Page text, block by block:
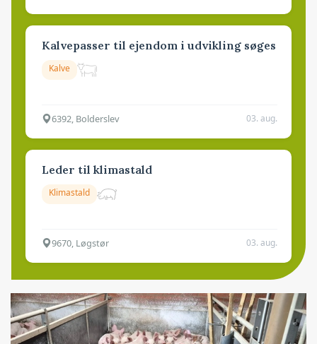
Kalvepasser til ejendom i udvikling søges
Kalve
6392, Bolderslev 03. aug.
Leder til klimastald
Klimastald
9670, Løgstør 03. aug.